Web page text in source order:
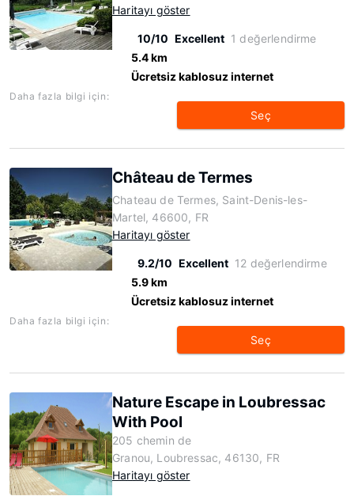
Haritayı göster
10/10 Excellent 1 değerlendirme
5.4 km
Ücretsiz kablosuz internet
Daha fazla bilgi için:
Seç
Château de Termes
Chateau de Termes, Saint-Denis-les-
Martel, 46600, FR
Haritayı göster
9.2/10 Excellent 12 değerlendirme
5.9 km
Ücretsiz kablosuz internet
Daha fazla bilgi için:
Seç
Nature Escape in Loubressac
With Pool
205 chemin de
Granou, Loubressac, 46130, FR
Haritayı göster